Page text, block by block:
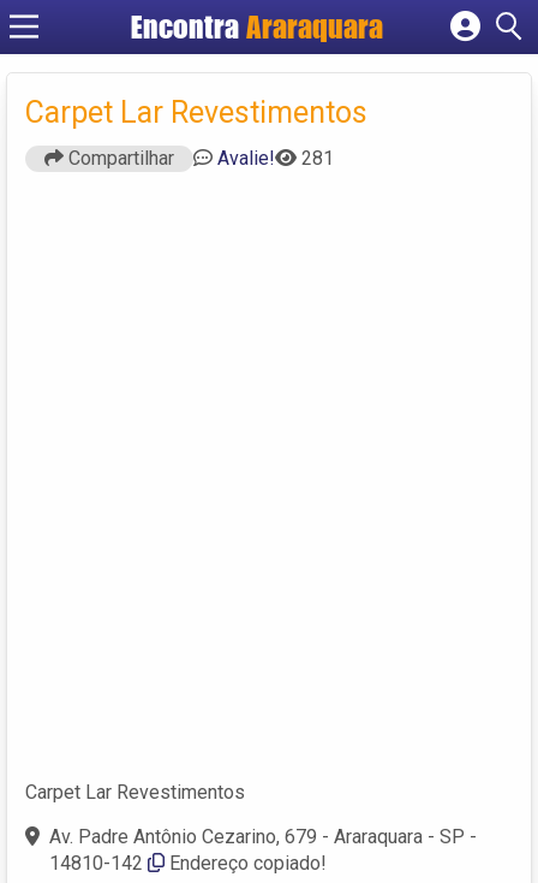
EncontraAraraquara
Cadastrar empresa
Criar conta
Carpet Lar Revestimentos
Compartilhar Avalie! 281
Carpet Lar Revestimentos
Av. Padre Antônio Cezarino, 679 - Araraquara - SP -
14810-142
Endereço copiado!